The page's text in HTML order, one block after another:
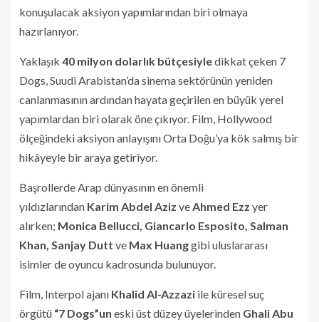
konuşulacak aksiyon yapımlarından biri olmaya
hazırlanıyor.
Yaklaşık 40 milyon dolarlık bütçesiyledikkat çeken 7
Dogs, Suudi Arabistan’da sinema sektörünün yeniden
canlanmasının ardından hayata geçirilen en büyük yerel
yapımlardan biri olarak öne çıkıyor. Film, Hollywood
ölçeğindeki aksiyon anlayışını Orta Doğu’ya kök salmış bir
hikâyeyle bir araya getiriyor.
Başrollerde Arap dünyasının en önemli
yıldızlarından Karim Abdel Aziz veAhmed Ezz yer
alırken; Monica Bellucci, Giancarlo Esposito, Salman
Khan, Sanjay Dutt ve Max Huanggibi uluslararası
isimler de oyuncu kadrosunda bulunuyor.
Film, Interpol ajanı Khalid Al-Azzazi ile küresel suç
örgütü “7 Dogs”un eski üst düzey üyelerinden Ghali Abu